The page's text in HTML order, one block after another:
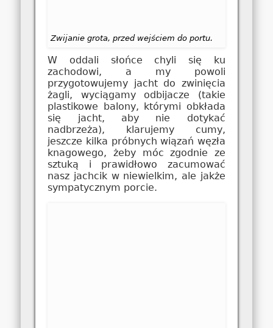
Zwijanie grota, przed wejściem do portu.
W oddali słońce chyli się ku
zachodowi, a my powoli
przygotowujemy jacht do zwinięcia
żagli, wyciągamy odbijacze (takie
plastikowe balony, którymi obkłada
się jacht, aby nie dotykać
nadbrzeża), klarujemy cumy,
jeszcze kilka próbnych wiązań węzła
knagowego, żeby móc zgodnie ze
sztuką i prawidłowo zacumować
nasz jachcik w niewielkim, ale jakże
sympatycznym porcie.